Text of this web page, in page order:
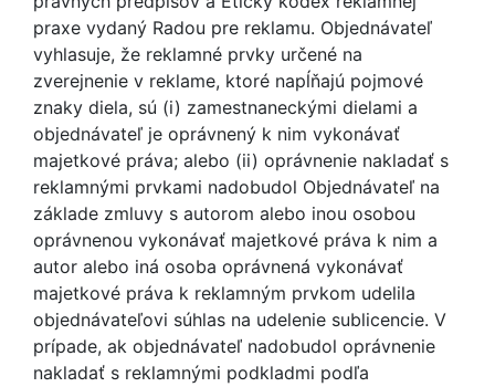
praxe vydaný Radou pre reklamu. Objednávateľ
vyhlasuje, že reklamné prvky určené na
zverejnenie v reklame, ktoré napĺňajú pojmové
znaky diela, sú (i) zamestnaneckými dielami a
objednávateľ je oprávnený k nim vykonávať
majetkové práva; alebo (ii) oprávnenie nakladať s
reklamnými prvkami nadobudol Objednávateľ na
základe zmluvy s autorom alebo inou osobou
oprávnenou vykonávať majetkové práva k nim a
autor alebo iná osoba oprávnená vykonávať
majetkové práva k reklamným prvkom udelila
objednávateľovi súhlas na udelenie sublicencie. V
prípade, ak objednávateľ nadobudol oprávnenie
nakladať s reklamnými podkladmi podľa